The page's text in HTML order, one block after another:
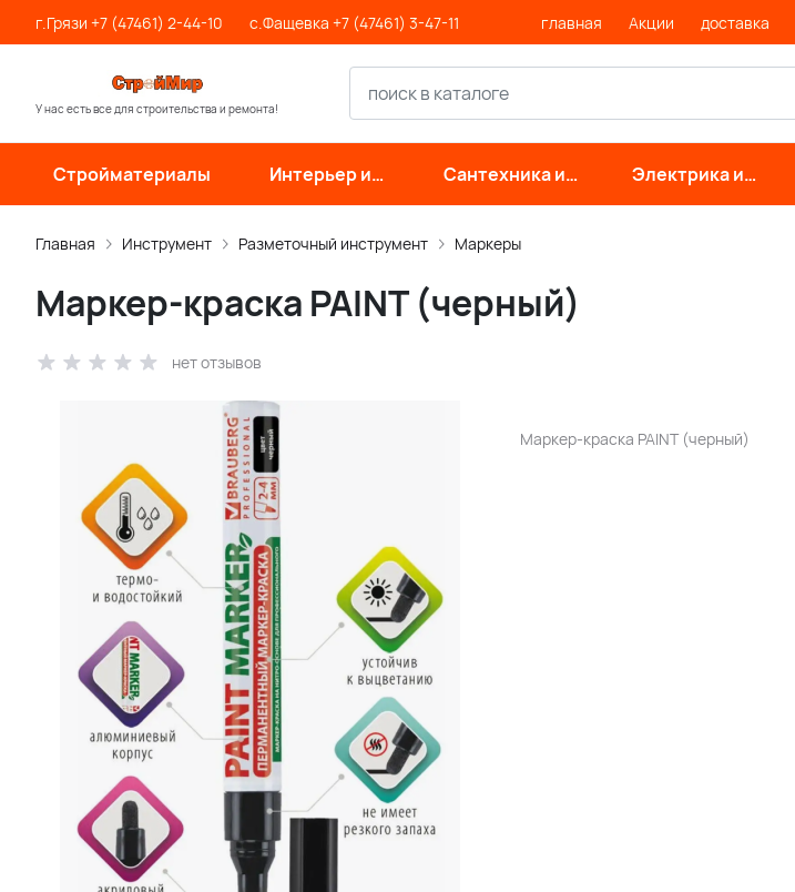
г.Грязи +7 (47461) 2-44-10 с.Фащевка +7 (47461) 3-47-11 главная Акции доставка
У нас есть все для строительства и ремонта!
Стройматериалы
Интерьер и
отделка
Сантехника и
инженерные
Электрика и
свет
Главная Инструмент Разметочный инструмент Маркеры
Маркер-краска PAINT (черный)
нет отзывов
Маркер-краска PAINT (черный)